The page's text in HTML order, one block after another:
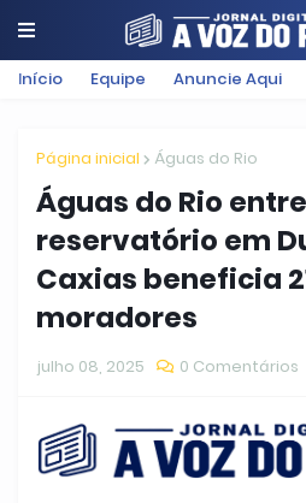
Início Equipe Anuncie Aqui
Página inicial Águas do Rio
Águas do Rio
reservatório em
Caxias beneficia
moradores
julho 08, 2025 0 Comentários